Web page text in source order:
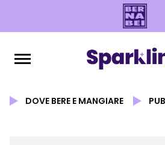
DOVE BERE E MANGIARE PUB